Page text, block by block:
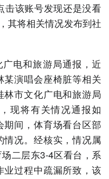
击该账号发现还是没看
其将相关情况发布到社
电和旅游局通报，近
某演唱会座椅脏等相关
市文化广电和旅游局
现将有关情况通报如
间，体育场看台区部
况。经核实，情况属
二层东3-4区看台，系
业过程中疏漏所致，该